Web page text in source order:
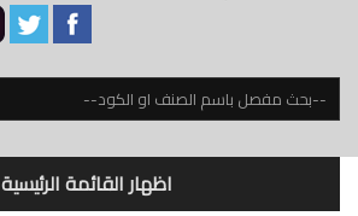
اظهار القائمة الرئيسية